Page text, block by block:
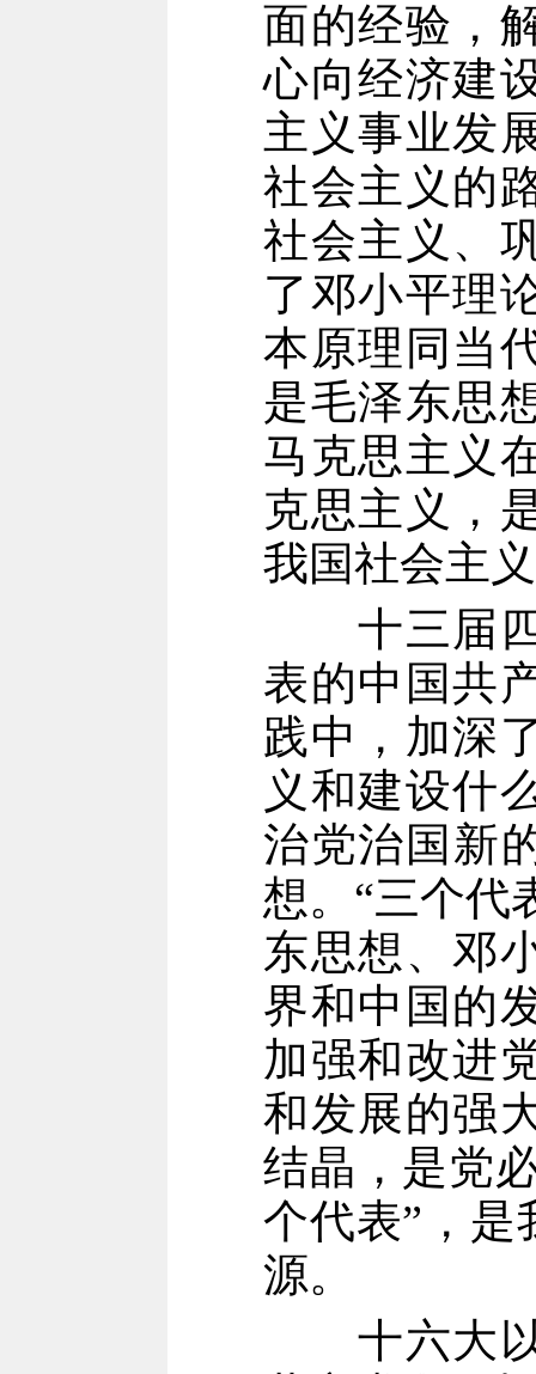
面的经验，
心向经济建
主义事业发
社会主义的
社会主义、
了邓小平理
本原理同当
是毛泽东思
马克思主义
克思主义，
我国社会主
十三届四
表的中国共
践中，加深
义和建设什
治党治国新
想。“三个代
东思想、邓
界和中国的
加强和改进
和发展的强
结晶，是党
个代表”，是
源。
十六大以